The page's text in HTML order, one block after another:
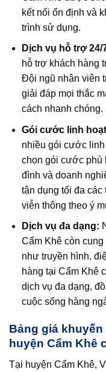
kết nối ổn định và
trình sử dụng.
Dịch vụ hỗ trợ 24/
hỗ trợ khách hàng
Đội ngũ nhân viên
giải đáp mọi thắc
cách nhanh chóng.
Gói cước linh
nhiều gói cước
chọn gói cước phù
đình và doanh
tận dụng tối đa các
viễn thông theo ý
Dịch vụ đa dạng:
Cẩm Khê còn
như truyền hình,
hàng tại Cẩm Khê
dịch vụ đa dạng,
cuộc sống hàng
Bảng giá khuyến
huyện Cẩm Khê
Tại huyện Cẩm Khê,